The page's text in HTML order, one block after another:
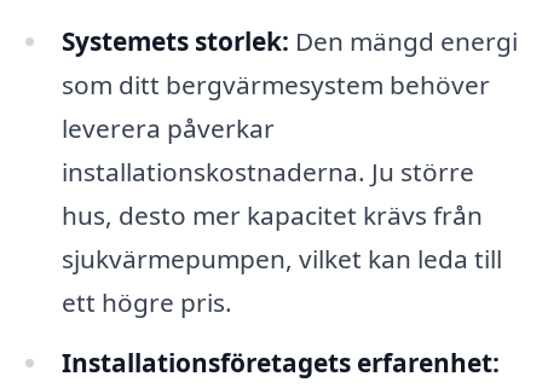
Systemets storlek: Den mängd energi
som ditt bergvärmesystem behöver
leverera påverkar
installationskostnaderna. Ju större
hus, desto mer kapacitet krävs från
sjukvärmepumpen, vilket kan leda till
ett högre pris.
Installationsföretagets erfarenhet: